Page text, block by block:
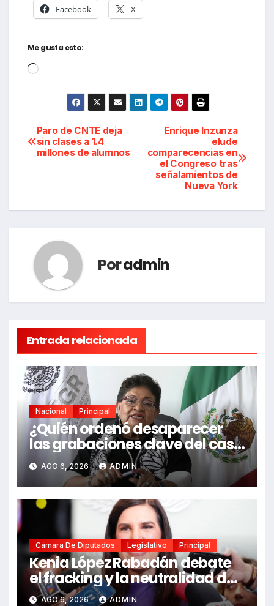
Facebook X
Me gusta esto:
Cargando...
Navegación
de
Enrique Inzunza
elude
comparecencias en
el Congreso tras
señalamientos de
Nueva York
Paro de CNTE deja
sin clases a 1.4
millones de alumnos
Poradmin
Entrada relacionada
Nacional Principal
¿Quién ordenó desaparecer
las grabaciones clave del caso
Ayotzinapa?
AGO 6, 2026 ADMIN
Cámara De Diputados Legislativo Principal
Kenia López Rabadán debate
el fracking y la neutralidad de
programas
AGO 6, 2026 ADMIN